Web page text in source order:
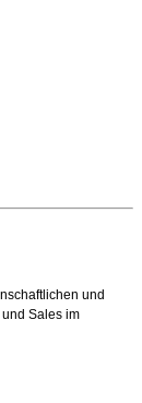
und
Sales im